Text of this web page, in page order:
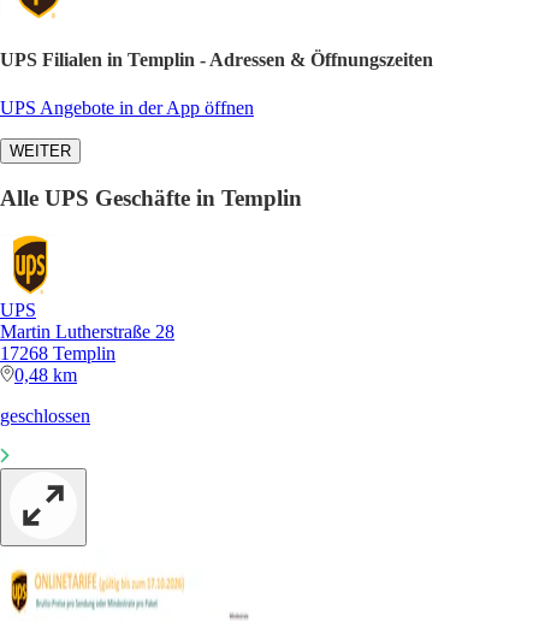
UPS Filialen in Templin - Adressen & Öffnungszeiten
UPS Angebote in der App öffnen
WEITER
Alle UPS Geschäfte in Templin
UPS
Martin Lutherstraße 28
17268 Templin
0,48 km
geschlossen